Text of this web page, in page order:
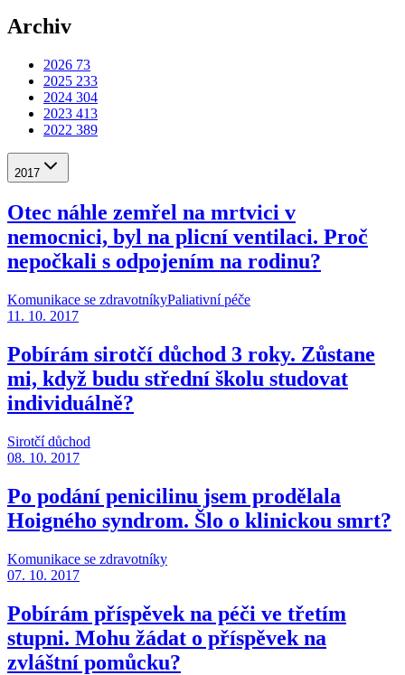
Archiv
2026 73
2025 233
2024 304
2023 413
2022 389
2017
Otec náhle zemřel na mrtvici v
nemocnici, byl na plicní ventilaci. Proč
nepočkali s odpojením na rodinu?
Komunikace se zdravotníkyPaliativní péče
11. 10. 2017
Pobírám sirotčí důchod 3 roky. Zůstane
mi, když budu střední školu studovat
individuálně?
Sirotčí důchod
08. 10. 2017
Po podání penicilinu jsem prodělala
Hoigného syndrom. Šlo o klinickou smrt?
Komunikace se zdravotníky
07. 10. 2017
Pobírám příspěvek na péči ve třetím
stupni. Mohu žádat o příspěvek na
zvláštní pomůcku?